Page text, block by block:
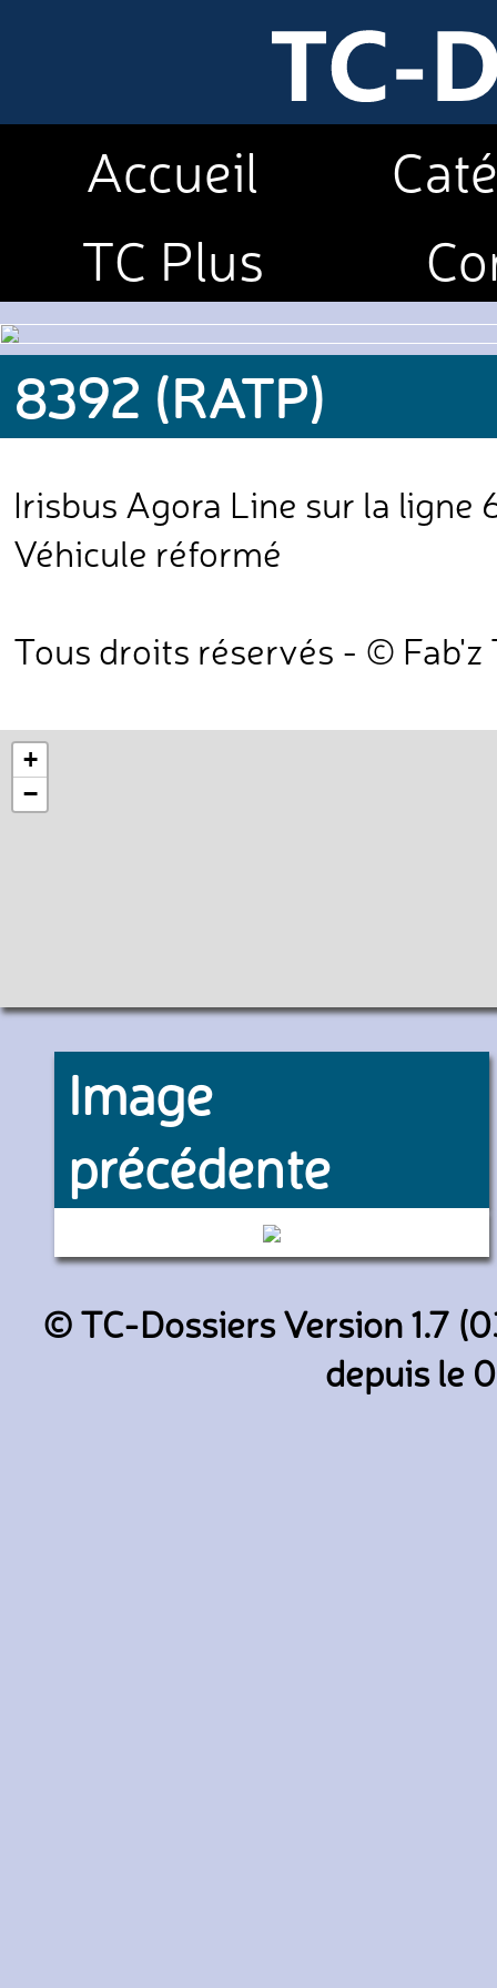
Accueil
TC Plus
8392 (RATP)
Irisbus Agora Line sur la ligne
Véhicule réformé
Tous droits réservés - © Fab'z
+
−
Image
précédente
4514 (RATP)
© TC-Dossiers Version 1.7
depuis le